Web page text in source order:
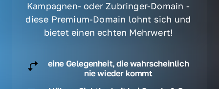
Kampagnen- oder Zubringer-Domain -
diese Premium-Domain lohnt sich und
bietet einen echten Mehrwert!
eine Gelegenheit, die wahrscheinlich
nie wieder kommt